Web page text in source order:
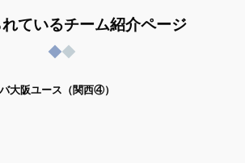
ているチーム紹介ページ
大阪ユース（関西④）